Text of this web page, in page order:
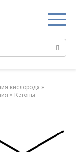
кислорода‎ »
» Кетоны